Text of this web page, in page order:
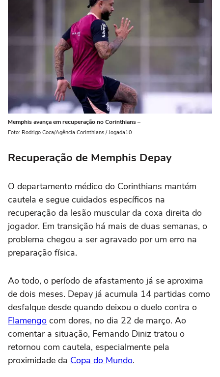
Memphis avança em recuperação no Corinthians –
Foto: Rodrigo Coca/Agência Corinthians / Jogada10
Recuperação de Memphis Depay
O departamento médico do Corinthians mantém
cautela e segue cuidados específicos na
recuperação da lesão muscular da coxa direita do
jogador. Em transição há mais de duas semanas, o
problema chegou a ser agravado por um erro na
preparação física.
Ao todo, o período de afastamento já se aproxima
de dois meses. Depay já acumula 14 partidas como
desfalque desde quando deixou o duelo contra o
Flamengo com dores, no dia 22 de março. Ao
comentar a situação, Fernando Diniz tratou o
retornou com cautela, especialmente pela
proximidade da Copa do Mundo.